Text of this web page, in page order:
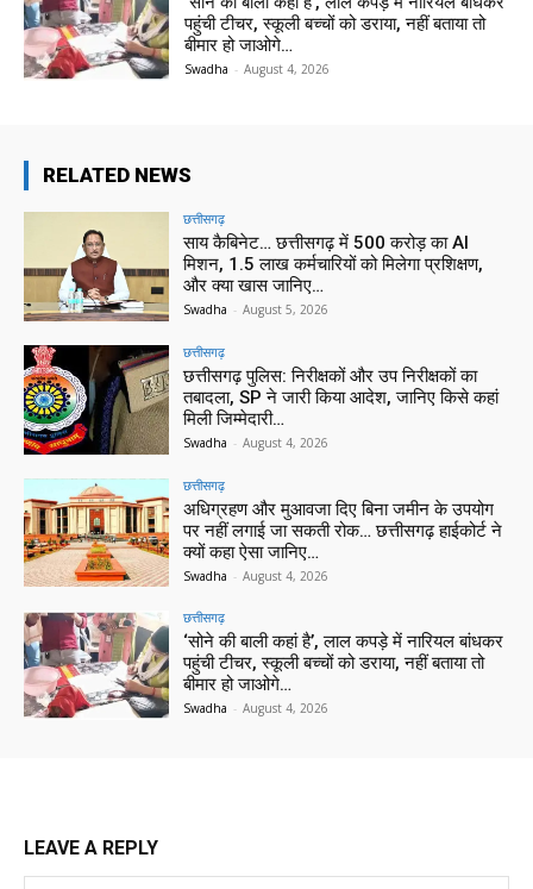
पहुंची टीचर, स्कूली बच्चों को डराया, नहीं बताया तो
बीमार हो जाओगे…
Swadha - August 4, 2026
RELATED NEWS
छत्तीसगढ़
साय कैबिनेट… छत्तीसगढ़ में 500 करोड़ का AI
मिशन, 1.5 लाख कर्मचारियों को मिलेगा प्रशिक्षण,
और क्या खास जानिए…
Swadha - August 5, 2026
छत्तीसगढ़
छत्तीसगढ़ पुलिस: निरीक्षकों और उप निरीक्षकों का
तबादला, SP ने जारी किया आदेश, जानिए किसे कहां
मिली जिम्मेदारी…
Swadha - August 4, 2026
छत्तीसगढ़
अधिग्रहण और मुआवजा दिए बिना जमीन के उपयोग
पर नहीं लगाई जा सकती रोक… छत्तीसगढ़ हाईकोर्ट ने
क्यों कहा ऐसा जानिए…
Swadha - August 4, 2026
छत्तीसगढ़
‘सोने की बाली कहां है’, लाल कपड़े में नारियल बांधकर
पहुंची टीचर, स्कूली बच्चों को डराया, नहीं बताया तो
बीमार हो जाओगे…
Swadha - August 4, 2026
LEAVE A REPLY